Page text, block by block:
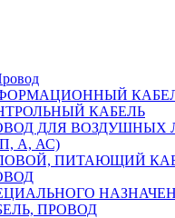
КАБЕЛЬ
ДЛЯ ВОЗДУШНЫХ
А, АС)
ПИТАЮЩИЙ
ПРОВОД